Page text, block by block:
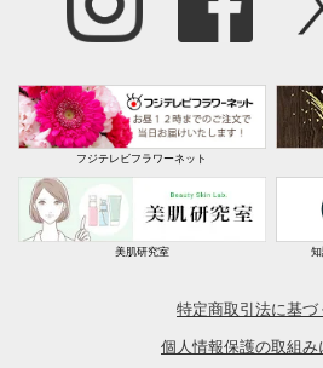
フジテレビフラワーネット
美肌研究室
特定商取引法に基づ
個人情報保護の取組み